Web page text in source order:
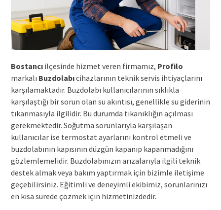
Bostancıilçesinde hizmet veren firmamız, Profilo
markalı Buzdolabıcihazlarının teknik servis ihtiyaçlarını
karşılamaktadır. Buzdolabı kullanıcılarının sıklıkla
karşılaştığı bir sorun olan su akıntısı, genellikle su giderinin
tıkanmasıyla ilgilidir. Bu durumda tıkanıklığın açılması
gerekmektedir. Soğutma sorunlarıyla karşılaşan
kullanıcılar ise termostat ayarlarını kontrol etmeli ve
buzdolabının kapısının düzgün kapanıp kapanmadığını
gözlemlemelidir. Buzdolabınızın arızalarıyla ilgili teknik
destek almak veya bakım yaptırmak için bizimle iletişime
geçebilirsiniz. Eğitimli ve deneyimli ekibimiz, sorunlarınızı
en kısa sürede çözmek için hizmetinizdedir.